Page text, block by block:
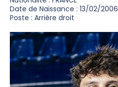
Date de Naissance : 13/02/2006
Poste : Arrière droit